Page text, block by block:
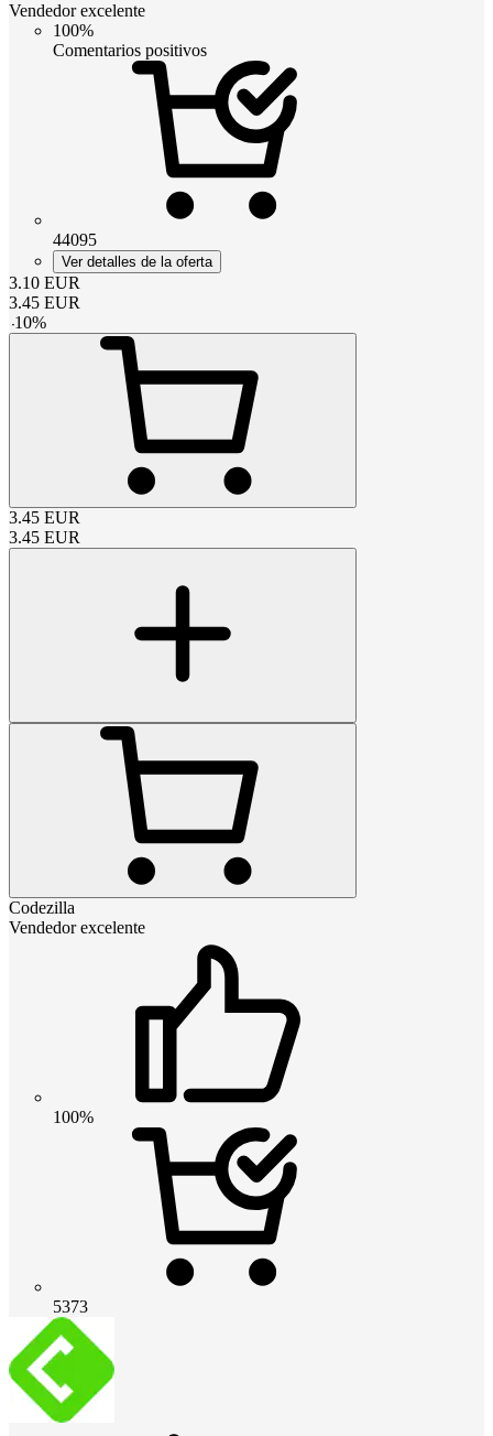
Vendedor excelente
100%
Comentarios positivos
44095
Ver detalles de la oferta
3.10 EUR
3.45 EUR
-10%
3.45 EUR
3.45 EUR
Codezilla
Vendedor excelente
100%
5373